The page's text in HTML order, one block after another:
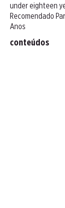
under eighteen
Recomendado
Anos
conteúdos